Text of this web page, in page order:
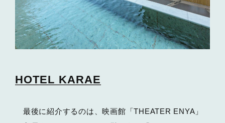
HOTEL KARAE
最後に紹介するのは、映画館「THEATER ENYA」